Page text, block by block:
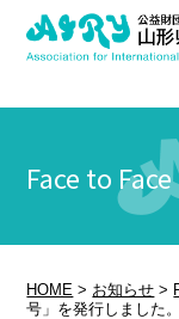
Face to Face
HOME > お知らせ >
号」を発行しました